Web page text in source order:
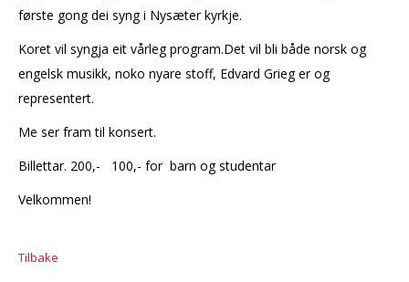
KONTAKT OSS
GI EI GÅVE
første gong dei syng i Nysæter kyrkje.
Koret vil syngja eit vårleg program.Det vil bli både norsk og
engelsk musikk, noko nyare stoff, Edvard Grieg er og
representert.
Me ser fram til konsert.
Billettar. 200,- 100,- for barn og studentar
Velkommen!
Tilbake